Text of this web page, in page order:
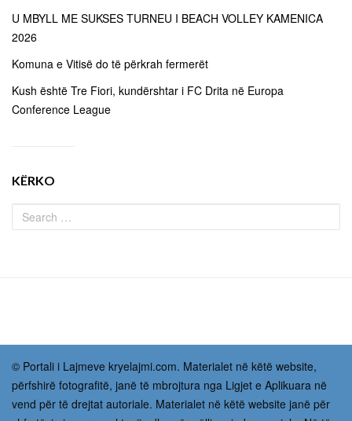
U MBYLL ME SUKSES TURNEU I BEACH VOLLEY KAMENICA
2026
Komuna e Vitisë do të përkrah fermerët
Kush është Tre Fiori, kundërshtar i FC Drita në Europa
Conference League
KËRKO
© Portali i Lajmeve kryelajmi.com. Materialet në këtë website,
përfshirë fotografitë, janë të mbrojtura nga Ligjet e Aplikuara në
vend për të drejtat autoriale. Materialet në këtë website janë për